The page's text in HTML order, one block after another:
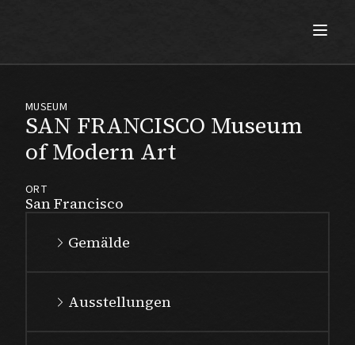
SAN FRANCISCO Museum
of Modern Art
MUSEUM
San Francisco
ORT
Gemälde
Ausstellungen